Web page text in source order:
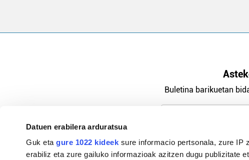
Datuen erabilera arduratsua
Guk etagure 1022 kideek sure informacio pertsonala, zure IP
erabiliz eta zure gailuko informazioak azitzen dugu publizitate
Buletina barikuetan